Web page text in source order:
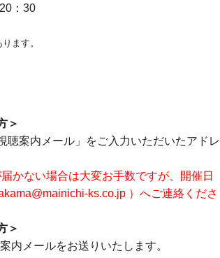
：30
ます。
＞
聴案内メール」をご入力いただいたアドレ
かない場合は大変お手数ですが、開催日
ks.co.jp ）へご連絡くださ
＞
内メールをお送りいたします。